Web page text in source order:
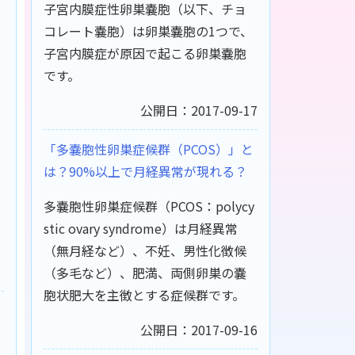
子宮内膜症性卵巣嚢胞（以下、チョ
コレート嚢胞）は卵巣嚢胞の1つで、
子宮内膜症が原因で起こる卵巣嚢胞
です。
公開日：2017-09-17
「多嚢胞性卵巣症候群（PCOS）」と
は？90%以上で月経異常が現れる？
多嚢胞性卵巣症候群（PCOS：polycy
stic ovary syndrome）は月経異常
（無月経など）、不妊、男性化徴候
（多毛など）、肥満、両側卵巣の嚢
胞状肥大を主徴とする症候群です。
公開日：2017-09-16